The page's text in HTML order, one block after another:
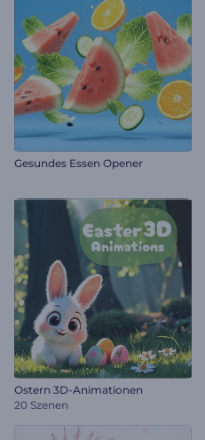
Gesundes Essen Opener
Ostern 3D-Animationen
20 Szenen